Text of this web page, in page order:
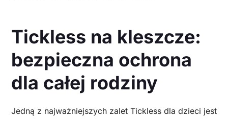
Tickless na kleszcze:
bezpieczna ochrona
dla całej rodziny
Jedną z najważniejszych zalet Tickless dla dzieci jest